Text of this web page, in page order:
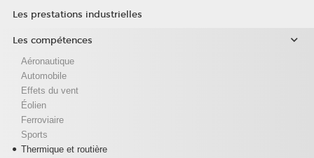
Les prestations industrielles
Les compétences
Aéronautique
Automobile
Effets du vent
Éolien
Ferroviaire
Sports
Thermique et routière